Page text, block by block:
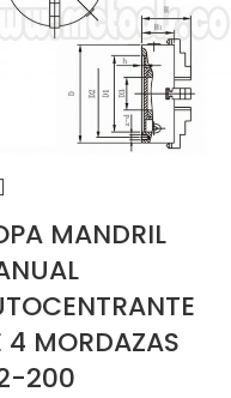
MANDRIL
4 MORDAZAS
200